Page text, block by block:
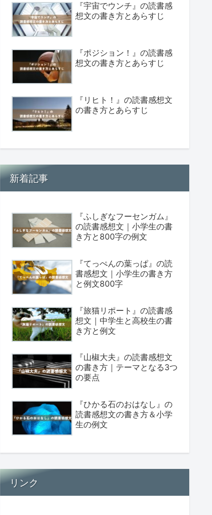
『宇宙でウンチ』の読書感
想文の書き方とあらすじ
『ポジション！』の読書感
想文の書き方とあらすじ
『リヒト！』の読書感想文
の書き方とあらすじ
新着記事
『ふしぎなフーセンガム』
の読書感想文｜小学生の書
き方と800字の例文
『てっぺんの葉っぱ』の読
書感想文｜小学生の書き方
と例文800字
『旅猫リポート』の読書感
想文｜中学生と高校生の書
き方と例文
『山椒大夫』の読書感想文
の書き方｜テーマとなる3つ
の要点
『ひかる石のおはなし』の
読書感想文の書き方＆小学
生の例文
リンク